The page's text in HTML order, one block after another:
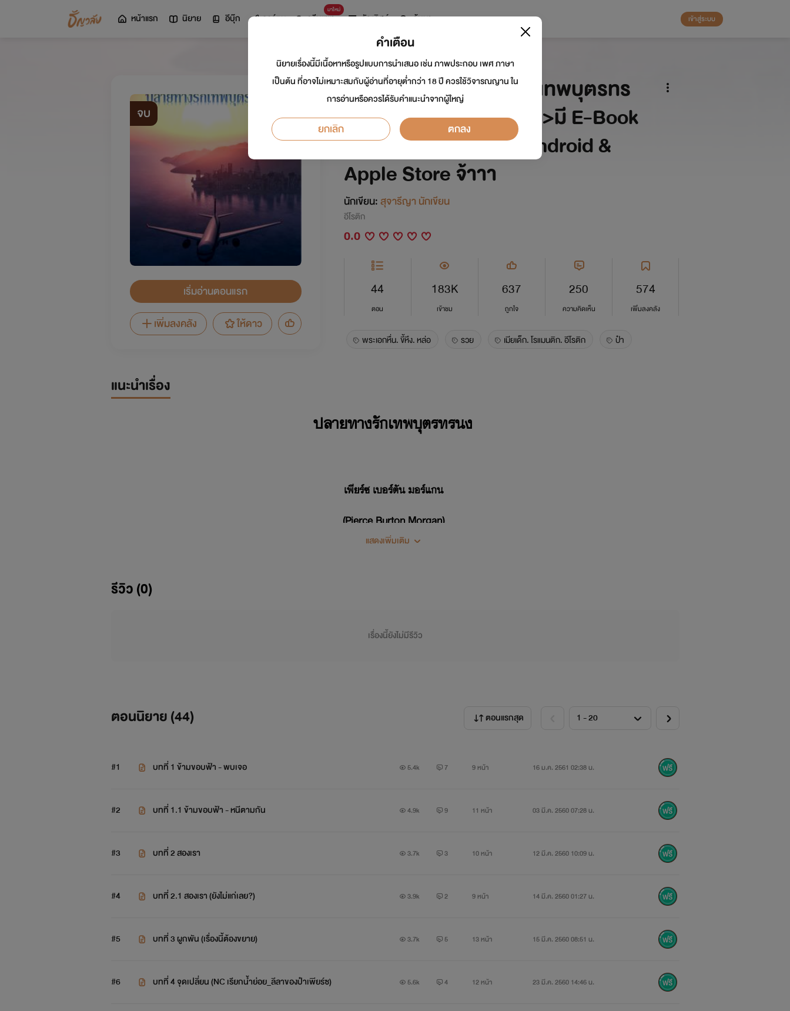
หน้าแรก นิยาย อีบุ๊ก การ์ตูน
มาใหม่
ดรีมแชท ธัญลิสต์ ค้นหา เข้าสู่ระบบ
จบ
เริ่มอ่านตอนแรก
เพิ่มลงคลัง
ให้ดาว
(จบแล้ว) ปลายทางรักเทพบุตรทร
นง (ป๋าเพียร์ซ X น้ำขิง)-->มี E-Book
โหลดได้แล้วทั้งในระบบAndroid &
Apple Store จ้าาา
นักเขียน:สุจารีญา นักเขียน
อีโรติก
0.0
44
ตอน
183K
เข้าชม
637
ถูกใจ
250
ความคิดเห็น
574
เพิ่มลงคลัง
พระเอกหื่น. ขี้หึง. หล่อ รวย เมียเด็ก. โรแมนติก. อีโรติก ป๋า
แนะนำเรื่อง
ปลายทางรักเทพบุตรทรนง
เพียร์ซ เบอร์ตัน มอร์แกน
(Pierce Burton Morgan)
หนุ่มใหญ่นักธุรกิจชื่อดังของอเมริกา เจ้าของบริษัทคอมพิวเตอร์ซอฟแวร์ที่มีสาขาทั่วโลก บุคลิกสุขุมเยือกเย็น จนบางครั้งดูเหมือนเป็นคนเย็นชา มี
อายุ 23 ปี ส่วนสูง 167 เซนติเมตร
นักศึกษาจบใหม่ ผู้มีความฝันอยากเปิดร้านอาหารไทยในต่างแดน และสหรัฐอเมริกาคือเป้าหมายที่เธอจะไป พีระนันท์เฝ้าเก็บหอมรอมริบตลอดสี่ปี
เพื่อจะบินไปทำตามความฝัน พีระนันท์ทำงานเป็นพนักงานเสิร์ฟในร้านอาหารไทยแห่งหนึ่งของลอสแองเจอริส (Los Angeles) ด้วยความเป็นคนมี
บุคลิกร่าเริง มีน้ำใจ และหนักเอาเบาสู้ ยิ้มสยาม คือ เอกลักษณ์ของเธอ จึงเป็นที่รักของเพื่อนร่วมงานได้ไม่ยาก รอยยิ้มและน้ำใจของเธอช่วยละลาย
น้ำแข็งในใจของผู้ชายเย่อหยิ่ง อย่าง ‘เพียร์ซ เบอร์ตัน มอร์แกน’ ลงอย่างราบคาบ
“คุณเป็นใคร? เอาคุณเพียร์ซคนเดิมของน้ำขิงคืนมาเดี๋ยวนี้นะ! กรี๊ดดดด...ไม่นะ ป๋าเป๋อบ้าบออะไรกัน ออกไปเดี๋ยวนี้นะ ไอ้แก่บ้า!”
* นิยายเรื่องนี้ แต่งขึ้นจากจินตนาการของผู้แต่งเองทั้งสิ้น รูปภาพประกอบอ้างอิงมาจากรูปภาพในอินเตอร์เน็ต Google ชื่อตัวละครที่ปรากฎบน
นิยายเรื่องนี้ ไม่มีอยู่จริง เป็นเพียงจินตนาการที่สร้างขึ้น เพื่อความบันเทิง *
แสดงเพิ่มเติม
รีวิว (0)
เรื่องนี้ยังไม่มีรีวิว
ตอนนิยาย (44) ตอนแรกสุด
#1 บทที่ 1 ข้ามขอบฟ้า - พบเจอ 5.4k 7 9 หน้า 16 ม.ค. 2561 02:38 น.
#2 บทที่ 1.1 ข้ามขอบฟ้า - หนีตามกัน 4.9k 9 11 หน้า 03 มี.ค. 2560 07:28 น.
#3 บทที่ 2 สองเรา 3.7k 3 10 หน้า 12 มี.ค. 2560 10:09 น.
#4 บทที่ 2.1 สองเรา (ยังไม่แก่เลย?) 3.9k 2 9 หน้า 14 มี.ค. 2560 01:27 น.
#5 บทที่ 3 ผูกพัน (เรื่องนี้ต้องขยาย) 3.7k 5 13 หน้า 15 มี.ค. 2560 08:51 น.
#6 บทที่ 4 จุดเปลี่ยน (NC เรียกน้ำย่อย_ลีลาของป๋าเพียร์ซ) 5.6k 4 12 หน้า 23 มี.ค. 2560 14:46 น.
คำเตือน
นิยายเรื่องนี้มีเนื้อหาหรือรูปแบบการนำเสนอ เช่น ภาพประกอบ เพศ ภาษา
เป็นต้น ที่อาจไม่เหมาะสมกับผู้อ่านที่อายุต่ำกว่า 18 ปี ควรใช้วิจารณญาน ใน
การอ่านหรือควรได้รับคำแนะนำจากผู้ใหญ่
ยกเลิก ตกลง